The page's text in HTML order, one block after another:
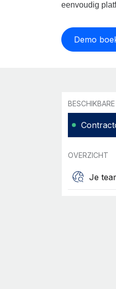
eenvoudig
Demo
OVERZICHT
Je